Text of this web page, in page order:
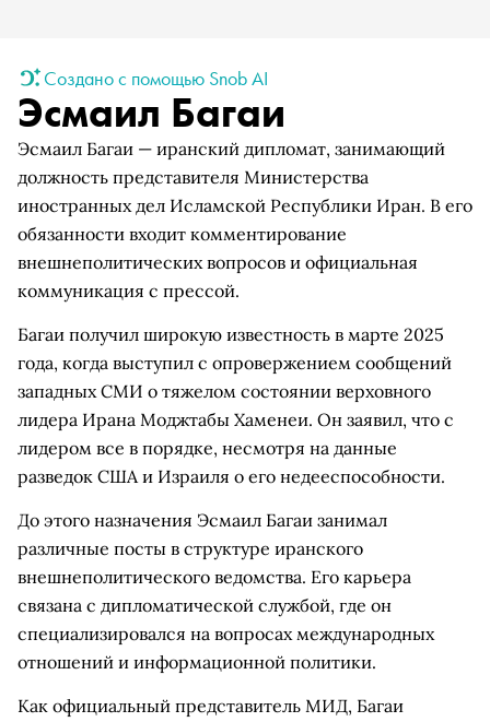
Создано с помощью Snob AI
Эсмаил Багаи
Эсмаил Багаи — иранский дипломат, занимающий
должность представителя Министерства
иностранных дел Исламской Республики Иран. В его
обязанности входит комментирование
внешнеполитических вопросов и официальная
коммуникация с прессой.
Багаи получил широкую известность в марте 2025
года, когда выступил с опровержением сообщений
западных СМИ о тяжелом состоянии верховного
лидера Ирана Моджтабы Хаменеи. Он заявил, что с
лидером все в порядке, несмотря на данные
разведок США и Израиля о его недееспособности.
До этого назначения Эсмаил Багаи занимал
различные посты в структуре иранского
внешнеполитического ведомства. Его карьера
связана с дипломатической службой, где он
специализировался на вопросах международных
отношений и информационной политики.
Как официальный представитель МИД, Багаи